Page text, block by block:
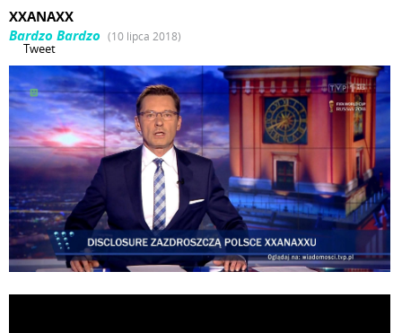
XXANAXX
Bardzo Bardzo (10 lipca 2018)
Tweet